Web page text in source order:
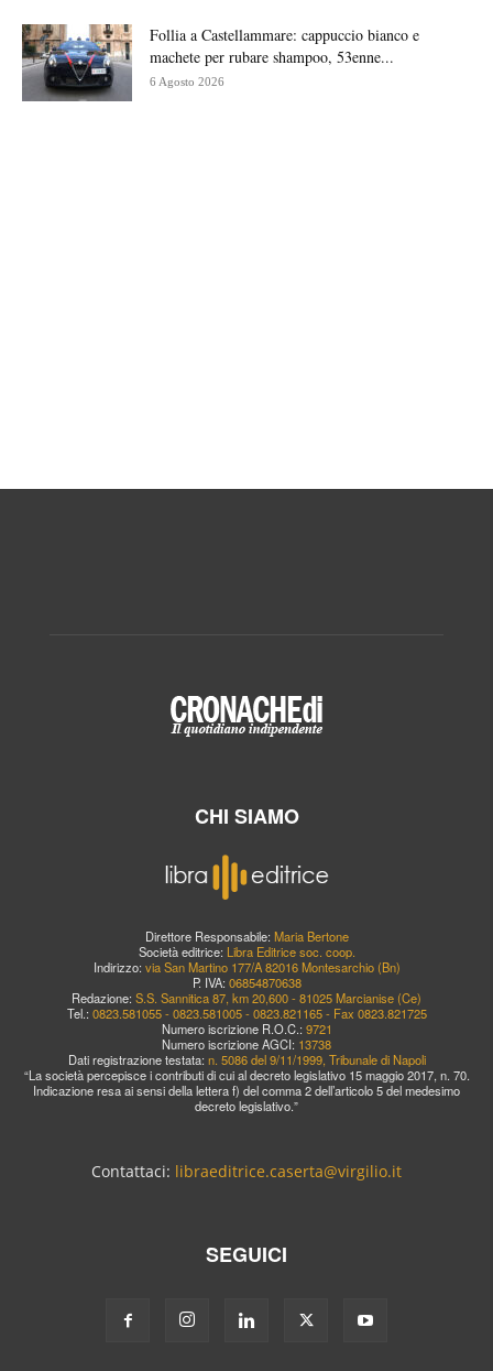
Follia a Castellammare: cappuccio bianco e
machete per rubare shampoo, 53enne...
6 Agosto 2026
CHI SIAMO
Direttore Responsabile: Maria Bertone
Società editrice: Libra Editrice soc. coop.
Indirizzo: via San Martino 177/A 82016 Montesarchio (Bn)
P. IVA: 06854870638
Redazione: S.S. Sannitica 87, km 20,600 - 81025 Marcianise (Ce)
Tel.: 0823.581055 - 0823.581005 - 0823.821165 - Fax 0823.821725
Numero iscrizione R.O.C.: 9721
Numero iscrizione AGCI: 13738
Dati registrazione testata: n. 5086 del 9/11/1999, Tribunale di Napoli
“La società percepisce i contributi di cui al decreto legislativo 15 maggio 2017, n. 70.
Indicazione resa ai sensi della lettera f) del comma 2 dell’articolo 5 del medesimo
decreto legislativo.”
Contattaci: libraeditrice.caserta@virgilio.it
SEGUICI